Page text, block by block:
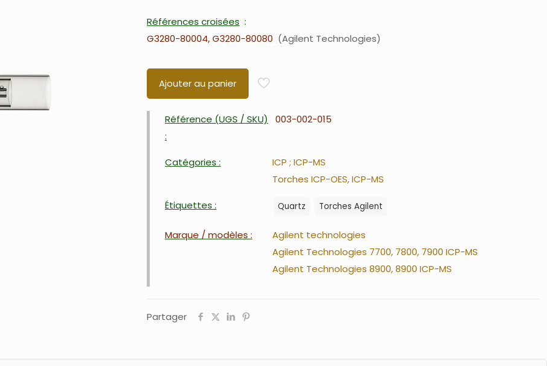
Références croisées
G3280-80004, G3280-80080
Agilent Technologies
Ajouter au panier
Référence (UGS / SKU)
:
003-002-015
Catégories :
ICP ; ICP-MS
Torches ICP-OES, ICP-MS
Étiquettes : Quartz Torches Agilent
Marque / modèles :
Agilent technologies
Agilent Technologies 7700, 7800, 7900 ICP-MS
Agilent Technologies 8900, 8900 ICP-MS
Partager